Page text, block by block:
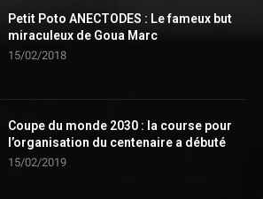
Petit Poto ANECTODES : Le fameux but
miraculeux de Goua Marc
15/02/2018
Coupe du monde 2030 : la course pour
l’organisation du centenaire a débuté
15/02/2019